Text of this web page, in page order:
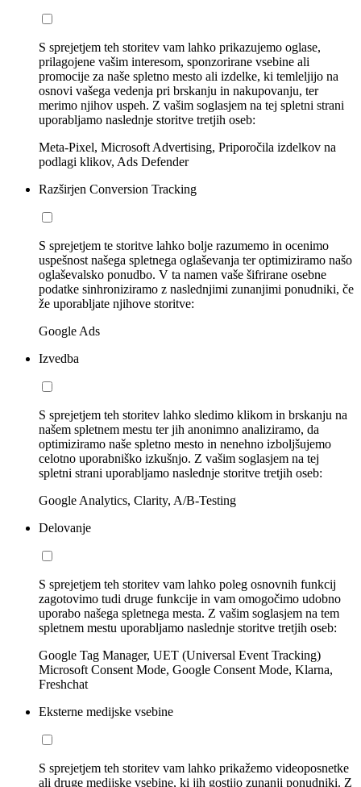
S sprejetjem teh storitev vam lahko prikazujemo oglase,
prilagojene vašim interesom, sponzorirane vsebine ali
promocije za naše spletno mesto ali izdelke, ki temleljijo na
osnovi vašega vedenja pri brskanju in nakupovanju, ter
merimo njihov uspeh. Z vašim soglasjem na tej spletni strani
uporabljamo naslednje storitve tretjih oseb:
Meta-Pixel, Microsoft Advertising, Priporočila izdelkov na
podlagi klikov, Ads Defender
Razširjen Conversion Tracking
S sprejetjem te storitve lahko bolje razumemo in ocenimo
uspešnost našega spletnega oglaševanja ter optimiziramo našo
oglaševalsko ponudbo. V ta namen vaše šifrirane osebne
podatke sinhroniziramo z naslednjimi zunanjimi ponudniki, če
že uporabljate njihove storitve:
Google Ads
Izvedba
S sprejetjem teh storitev lahko sledimo klikom in brskanju na
našem spletnem mestu ter jih anonimno analiziramo, da
optimiziramo naše spletno mesto in nenehno izboljšujemo
celotno uporabniško izkušnjo. Z vašim soglasjem na tej
spletni strani uporabljamo naslednje storitve tretjih oseb:
Google Analytics, Clarity, A/B-Testing
Delovanje
S sprejetjem teh storitev vam lahko poleg osnovnih funkcij
zagotovimo tudi druge funkcije in vam omogočimo udobno
uporabo našega spletnega mesta. Z vašim soglasjem na tem
spletnem mestu uporabljamo naslednje storitve tretjih oseb:
Google Tag Manager, UET (Universal Event Tracking)
Microsoft Consent Mode, Google Consent Mode, Klarna,
Freshchat
Eksterne medijske vsebine
S sprejetjem teh storitev vam lahko prikažemo videoposnetke
ali druge medijske vsebine, ki jih gostijo zunanji ponudniki. Z